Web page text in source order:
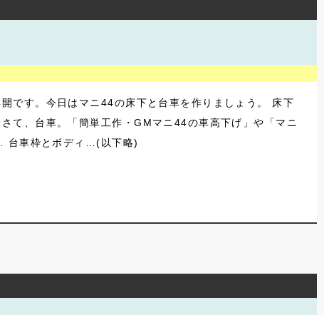
です。今日はマニ44の床下と台車を作りましょう。 床下
て、台車。「簡単工作・GMマニ44の車高下げ」や「マニ
台車枠とボディ…(以下略)